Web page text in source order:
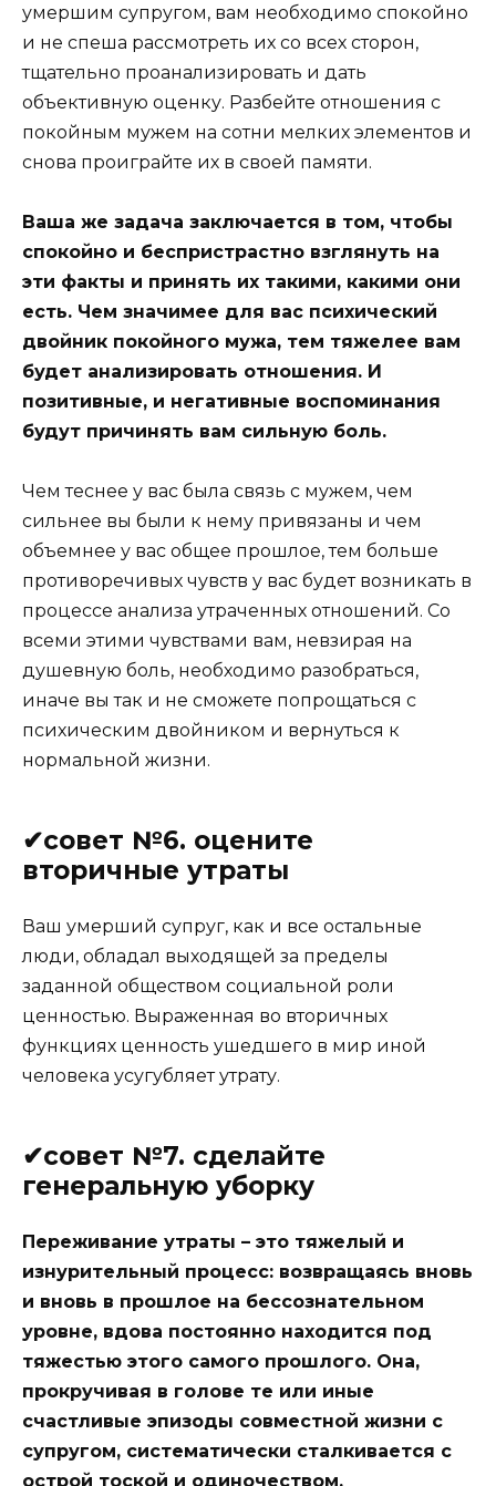
умершим супругом, вам необходимо спокойно
и не спеша рассмотреть их со всех сторон,
тщательно проанализировать и дать
объективную оценку. Разбейте отношения с
покойным мужем на сотни мелких элементов и
снова проиграйте их в своей памяти.
Ваша же задача заключается в том, чтобы
спокойно и беспристрастно взглянуть на
эти факты и принять их такими, какими они
есть. Чем значимее для вас психический
двойник покойного мужа, тем тяжелее вам
будет анализировать отношения. И
позитивные, и негативные воспоминания
будут причинять вам сильную боль.
Чем теснее у вас была связь с мужем, чем
сильнее вы были к нему привязаны и чем
объемнее у вас общее прошлое, тем больше
противоречивых чувств у вас будет возникать в
процессе анализа утраченных отношений. Со
всеми этими чувствами вам, невзирая на
душевную боль, необходимо разобраться,
иначе вы так и не сможете попрощаться с
психическим двойником и вернуться к
нормальной жизни.
✔совет №6. оцените
вторичные утраты
Ваш умерший супруг, как и все остальные
люди, обладал выходящей за пределы
заданной обществом социальной роли
ценностью. Выраженная во вторичных
функциях ценность ушедшего в мир иной
человека усугубляет утрату.
✔совет №7. сделайте
генеральную уборку
Переживание утраты – это тяжелый и
изнурительный процесс: возвращаясь вновь
и вновь в прошлое на бессознательном
уровне, вдова постоянно находится под
тяжестью этого самого прошлого. Она,
прокручивая в голове те или иные
счастливые эпизоды совместной жизни с
супругом, систематически сталкивается с
острой тоской и одиночеством.